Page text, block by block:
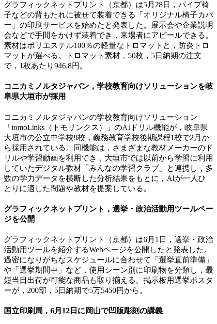
グラフィックネットプリント（京都）は5月28日，パイプ椅
子などの背もたれに被せて装着できる「オリジナル椅子カバ
ー」の印刷サービスを始めたと発表した。展示会や企業説明
会などで手間をかけず装着でき，来場者にアピールできる。
素材はポリエステル100％の軽量なトロマットと，防炎トロ
マットが選べる。トロマット素材，50枚，5日納期の注文
で，1枚あたり946.8円。
コニカミノルタジャパン，学校教育向けソリューションを岐
阜県大垣市が採用
コニカミノルタジャパンの学校教育向けソリューション
「tomoLinks（トモリンクス）」のAIドリル機能が，岐阜県
大垣市の公立中学校9校，義務教育学校後期課程1校で2月か
ら採用されている。同機能は，さまざまな教材メーカーのド
リルや学習動画を利用でき，大垣市では以前から学習に利用
していたデジタル教材「みんなの学習クラブ」と連携し，多
数の学力データを横断した分析結果をもとに，AIが一人ひ
とりに適した問題や教材を提案している。
グラフィックネットプリント，選挙・政治活動用ツールペー
ジを公開
グラフィックネットプリント（京都）は6月1日，選挙・政治
活動用ツールを紹介するWebページを公開したと発表した。
過密になりがちなスケジュールに合わせて「選挙直前準備」
や「選挙期間中」など，使用シーン別に印刷物を分類し，最
短当日出荷が可能な商品も取り揃える。掲示板用選挙ポスタ
ーが，200部，5日納期で5万5450円から。
国立印刷局，6月12日に岡山で凹版彫刻の講義